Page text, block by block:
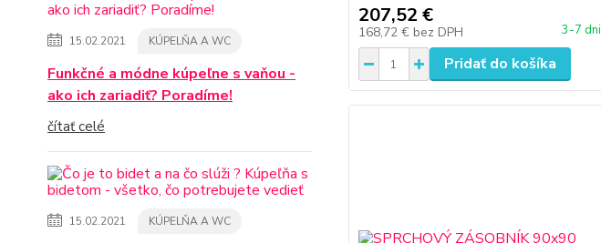
15.02.2021 KÚPELŇA A WC
Funkčné a módne kúpeľne s vaňou -
ako ich zariadiť? Poradíme!
čítať celé
15.02.2021 KÚPELŇA A WC
207,52 €
168,72 € bez DPH 3-7 dni
Pridať do košíka